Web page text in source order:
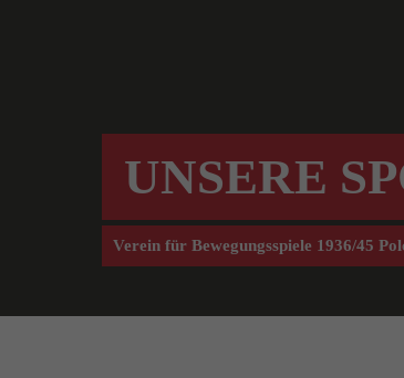
UNSERE
Verein für Bewegungsspiele 1936/45